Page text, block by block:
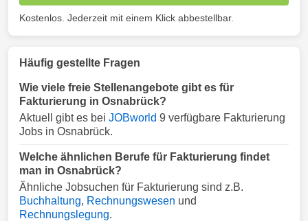
Kostenlos. Jederzeit mit einem Klick abbestellbar.
Häufig gestellte Fragen
Wie viele freie Stellenangebote gibt es für
Fakturierung in Osnabrück?
Aktuell gibt es bei JOBworld 9 verfügbare Fakturierung
Jobs in Osnabrück.
Welche ähnlichen Berufe für Fakturierung findet
man in Osnabrück?
Ähnliche Jobsuchen für Fakturierung sind z.B.
Buchhaltung, Rechnungswesen und
Rechnungslegung.